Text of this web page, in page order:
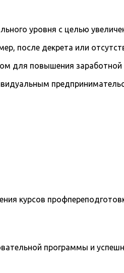
уровня с целью
после декрета или
для повышения
курсов
программы и